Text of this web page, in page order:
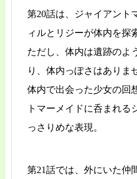
第20話は、ジャイアント
ィルとリジーが体内を探
ただし、体内は遺跡のよ
り、体内っぽさはありま
体内で出会った少女の回
トマーメイドに呑まれる
っさりめな表現。
第21話では、外にいた仲